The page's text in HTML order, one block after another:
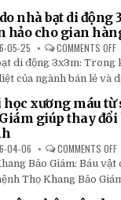
nhà bạt di
hảo cho gian
05-25 COMMENTS OFF
5
di động 3x3m: Trong
của ngành bán lẻ và
học xương máu
giúp thay
04-06 COMMENTS OFF
Bảo Giám: Báu
Thọ Khang Bảo